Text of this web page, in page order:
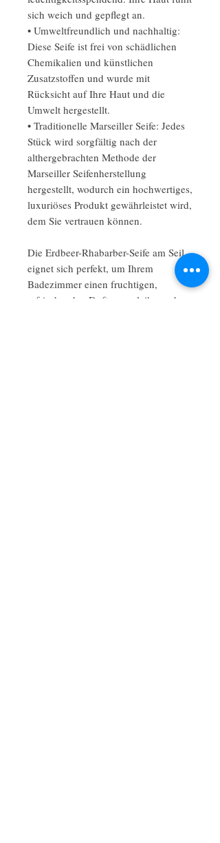
sich weich und gepflegt an.
• Umweltfreundlich und nachhaltig:
Diese Seife ist frei von schädlichen
Chemikalien und künstlichen
Zusatzstoffen und wurde mit
Rücksicht auf Ihre Haut und die
Umwelt hergestellt.
• Traditionelle Marseiller Seife: Jedes
Stück wird sorgfältig nach der
althergebrachten Methode der
Marseiller Seifenherstellung
hergestellt, wodurch ein hochwertiges,
luxuriöses Produkt gewährleistet wird,
dem Sie vertrauen können.
Die Erdbeer-Rhabarber-Seife am Seil
eignet sich perfekt, um Ihrem
Badezimmer einen fruchtigen,
erfrischenden Duft zu verleihen oder